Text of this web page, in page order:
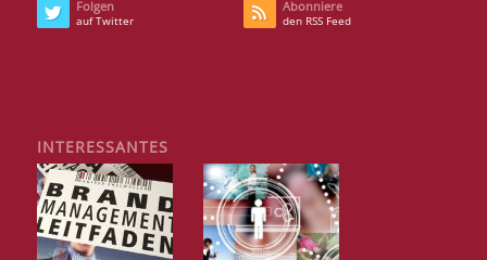
Folgen
auf Twitter
Abonniere
den RSS Feed
INTERESSANTES